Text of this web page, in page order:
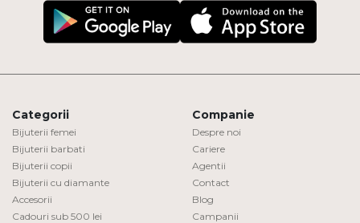
Categorii
Bijuterii femei
Bijuterii barbati
Bijuterii copii
Bijuterii cu diamante
Accesorii
Cadouri sub 500 lei
Companie
Despre noi
Cariere
Agentii
Contact
Blog
Campanii